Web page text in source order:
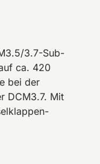
3.7-Sub-
ca. 420
bei der
DCM3.7. Mit